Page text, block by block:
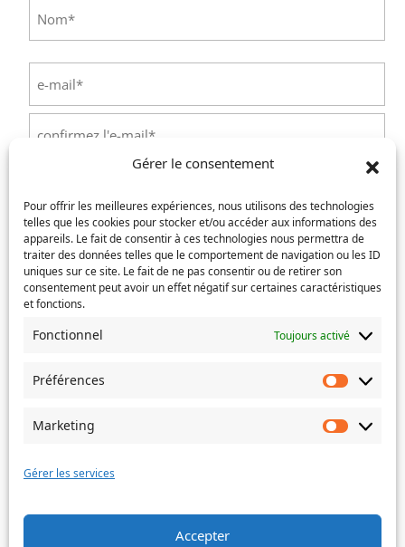
Gérer le consentement
Pour offrir les meilleures expériences, nous utilisons des technologies
telles que les cookies pour stocker et/ou accéder aux informations des
appareils. Le fait de consentir à ces technologies nous permettra de
traiter des données telles que le comportement de navigation ou les ID
uniques sur ce site. Le fait de ne pas consentir ou de retirer son
consentement peut avoir un effet négatif sur certaines caractéristiques
et fonctions.
Fonctionnel Toujours activé
Préférences
Marketing
Gérer les services
Accepter
mail
un
mail
Service concerné (Nécessaire)
Si votre demande concerne des actes de naissance et/ou
de mariage, choisissez l'Etat-Civil comme service